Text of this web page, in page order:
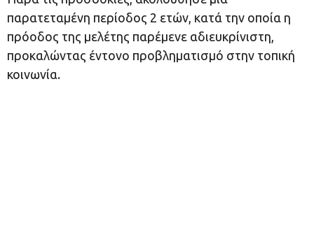
παρατεταμένη περίοδος 2 ετών, κατά την οποία η
πρόοδος της μελέτης παρέμενε αδιευκρίνιστη,
προκαλώντας έντονο προβληματισμό στην τοπική
κοινωνία.